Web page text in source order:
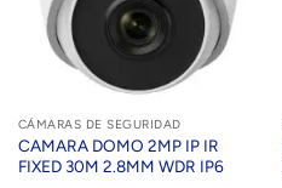
CÁMARAS DE SEGURIDAD
CAMARA DOMO 2MP IP IR
FIXED 30M 2.8MM WDR IP6